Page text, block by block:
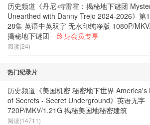
历史频道《丹尼·特雷霍：揭秘地下谜团
Unearthed with Danny Trejo 2024-2026》第
28集 英语中英双字 无水印纯净版 1080P/
揭秘地下谜团---终身会员专享
阅读(24)
热门纪录片
历史频道《美国机密 秘密地下世界 America's
of Secrets - Secret Underground》英语无字
720P/MKV/1.21G 揭秘美国地秘密建筑
阅读(14711)